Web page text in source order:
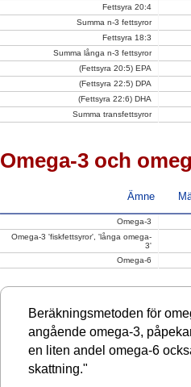
Fettsyra 20:4
Summa n-3 fettsyror
Fettsyra 18:3
Summa långa n-3 fettsyror
(Fettsyra 20:5) EPA
(Fettsyra 22:5) DPA
(Fettsyra 22:6) DHA
Summa transfettsyror
Omega-3 och
Ämne
Omega-3
Omega-3 'fiskfettsyror', 'långa omega-
3'
Omega-6
Beräkningsmetoden för
angående omega-3,
en liten andel omega-6
skattning."